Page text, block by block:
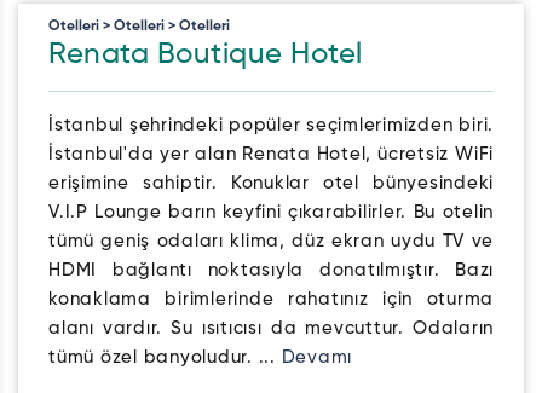
Otelleri > Otelleri > Otelleri
Renata Boutique Hotel
İstanbul şehrindeki popüler seçimlerimizden biri.
İstanbul'da yer alan Renata Hotel, ücretsiz WiFi
erişimine sahiptir. Konuklar otel bünyesindeki
V.I.P Lounge barın keyfini çıkarabilirler. Bu otelin
tümü geniş odaları klima, düz ekran uydu TV ve
HDMI bağlantı noktasıyla donatılmıştır. Bazı
konaklama birimlerinde rahatınız için oturma
alanı vardır. Su ısıtıcısı da mevcuttur. Odaların
tümü özel banyoludur. ... Devamı